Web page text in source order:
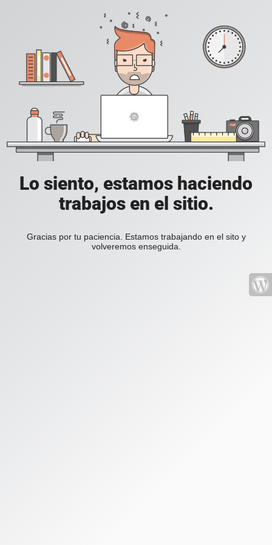
Lo siento, estamos haciendo
trabajos en el sitio.
Gracias por tu paciencia. Estamos trabajando en el sito y
volveremos enseguida.